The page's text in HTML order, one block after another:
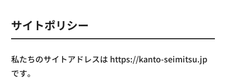
サイトポリシー
私たちのサイトアドレスは https://kanto-seimitsu.jp
です。